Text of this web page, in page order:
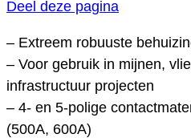
Deel deze pagina
– Extreem robuuste
– Voor gebruik in mijnen,
infrastructuur projecten
– 4- en 5-polige
(500A, 600A)